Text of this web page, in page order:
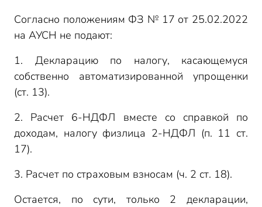
Согласно положениям ФЗ № 17 от 25.02.2022
на АУСН не подают:
1. Декларацию по налогу, касающемуся
собственно автоматизированной упрощенки
(ст. 13).
2. Расчет 6-НДФЛ вместе со справкой по
доходам, налогу физлица 2-НДФЛ (п. 11 ст.
17).
3. Расчет по страховым взносам (ч. 2 ст. 18).
Остается, по сути, только 2 декларации,